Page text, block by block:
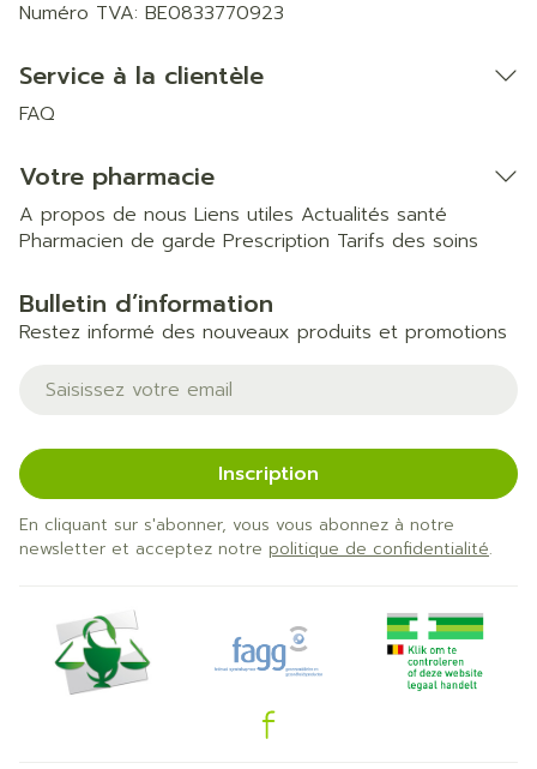
Numéro TVA: BE0833770923
Service à la clientèle
FAQ
Votre pharmacie
A propos de nous Liens utiles Actualités santé
Pharmacien de garde Prescription Tarifs des soins
Bulletin d’information
Restez informé des nouveaux produits et promotions
Adresse mail
Inscription
En cliquant sur s'abonner, vous vous abonnez à notre
newsletter et acceptez notre politique de confidentialité.